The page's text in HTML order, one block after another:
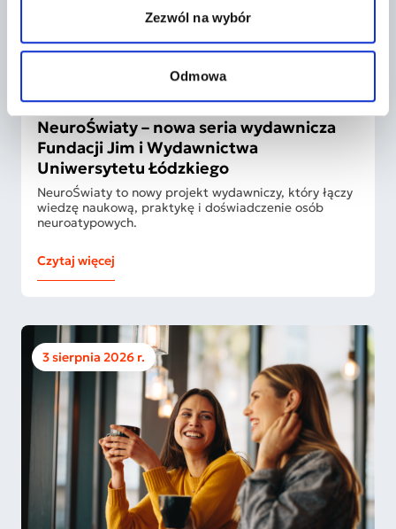
Zezwól na wybór
Odmowa
#ADHD, #Autyzm, #Edukacja, #Neuroatypowość
NeuroŚwiaty – nowa seria wydawnicza
Fundacji Jim i Wydawnictwa
Uniwersytetu Łódzkiego
NeuroŚwiaty to nowy projekt wydawniczy, który łączy
wiedzę naukową, praktykę i doświadczenie osób
neuroatypowych.
Czytaj więcej
3 sierpnia 2026 r.